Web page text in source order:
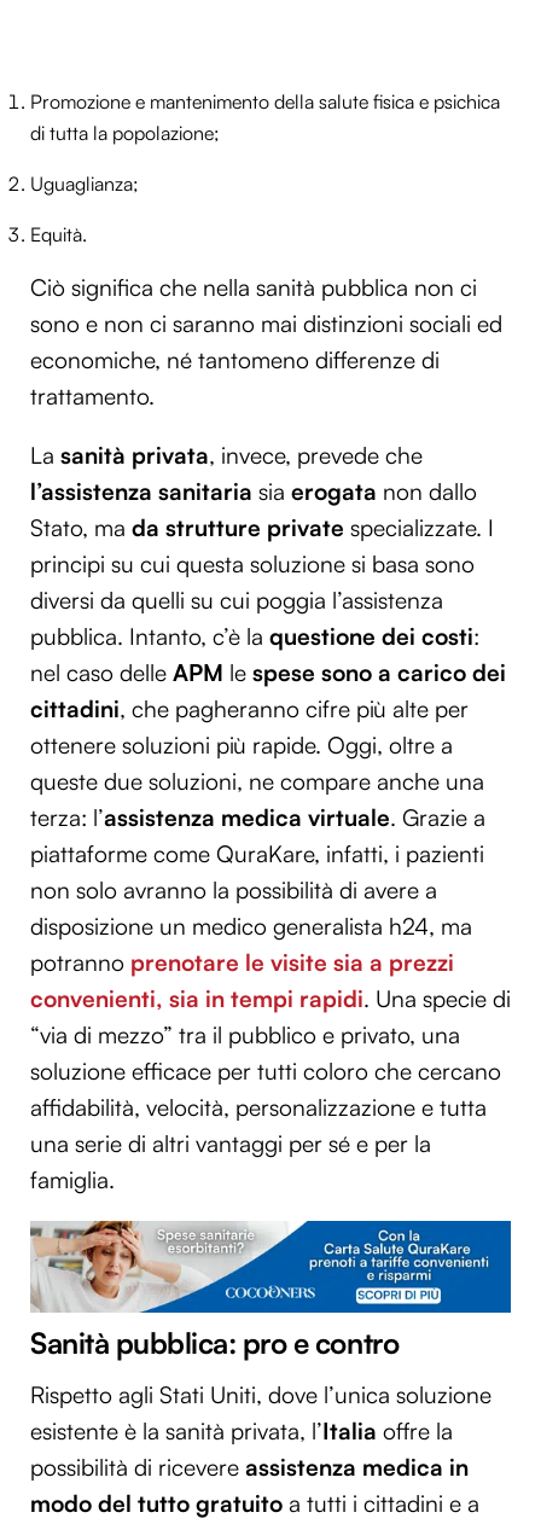
Promozione e mantenimento della salute fisica e psichica
di tutta la popolazione;
Uguaglianza;
Equità.
Ciò significa che nella sanità pubblica non ci
sono e non ci saranno mai distinzioni sociali ed
economiche, né tantomeno differenze di
trattamento.
La sanità privata, invece, prevede che
l’assistenza sanitaria sia erogata non dallo
Stato, ma da strutture private specializzate. I
principi su cui questa soluzione si basa sono
diversi da quelli su cui poggia l’assistenza
pubblica. Intanto, c’è la questione dei costi:
nel caso delle APM le spese sono a carico dei
cittadini, che pagheranno cifre più alte per
ottenere soluzioni più rapide. Oggi, oltre a
queste due soluzioni, ne compare anche una
terza: l’assistenza medica virtuale. Grazie a
piattaforme come QuraKare, infatti, i pazienti
non solo avranno la possibilità di avere a
disposizione un medico generalista h24, ma
potranno prenotare le visite sia a prezzi
convenienti, sia in tempi rapidi. Una specie di
“via di mezzo” tra il pubblico e privato, una
soluzione efficace per tutti coloro che cercano
affidabilità, velocità, personalizzazione e tutta
una serie di altri vantaggi per sé e per la
famiglia.
Sanità pubblica: pro e contro
Rispetto agli Stati Uniti, dove l’unica soluzione
esistente è la sanità privata, l’Italia offre la
possibilità di ricevere assistenza medica in
modo del tutto gratuito a tutti i cittadini e a